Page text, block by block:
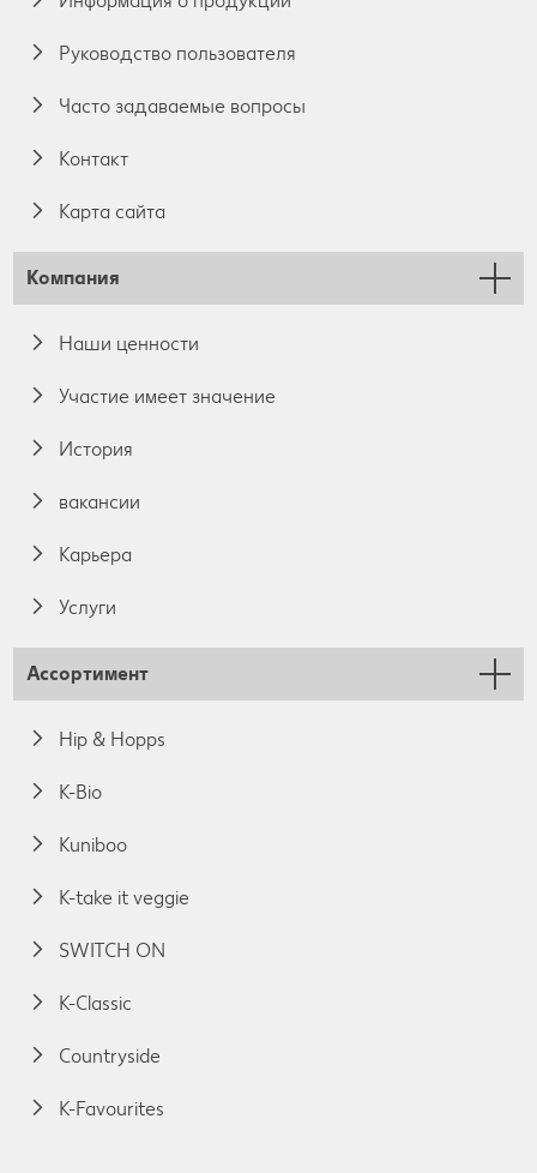
Руководство пользователя
Часто задаваемые вопросы
Контакт
Карта сайта
Компания
Наши ценности
Участие имеет значение
История
вакансии
Карьера
Услуги
Ассортимент
Hip & Hopps
K-Bio
Kuniboo
K-take it veggie
SWITCH ON
K-Classic
Countryside
K-Favourites